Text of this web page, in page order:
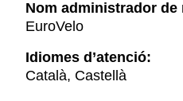
Nom administrador de
EuroVelo
Idiomes d’atenció:
Català, Castellà